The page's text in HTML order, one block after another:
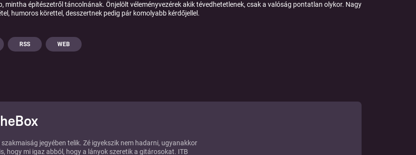
mintha építészetről táncolnának. Önjelölt véleményvezérek akik tévedhetetlenek, csak a valóság pontatlan olykor. Nagy
humoros körettel, desszertnek pedig pár komolyabb kérdőjellel.
RSS WEB
jegyében telik. Zé igyekszik nem hadarni, ugyanakkor
hogy mi igaz abból, hogy a lányok szeretik a gitárosokat. ITB